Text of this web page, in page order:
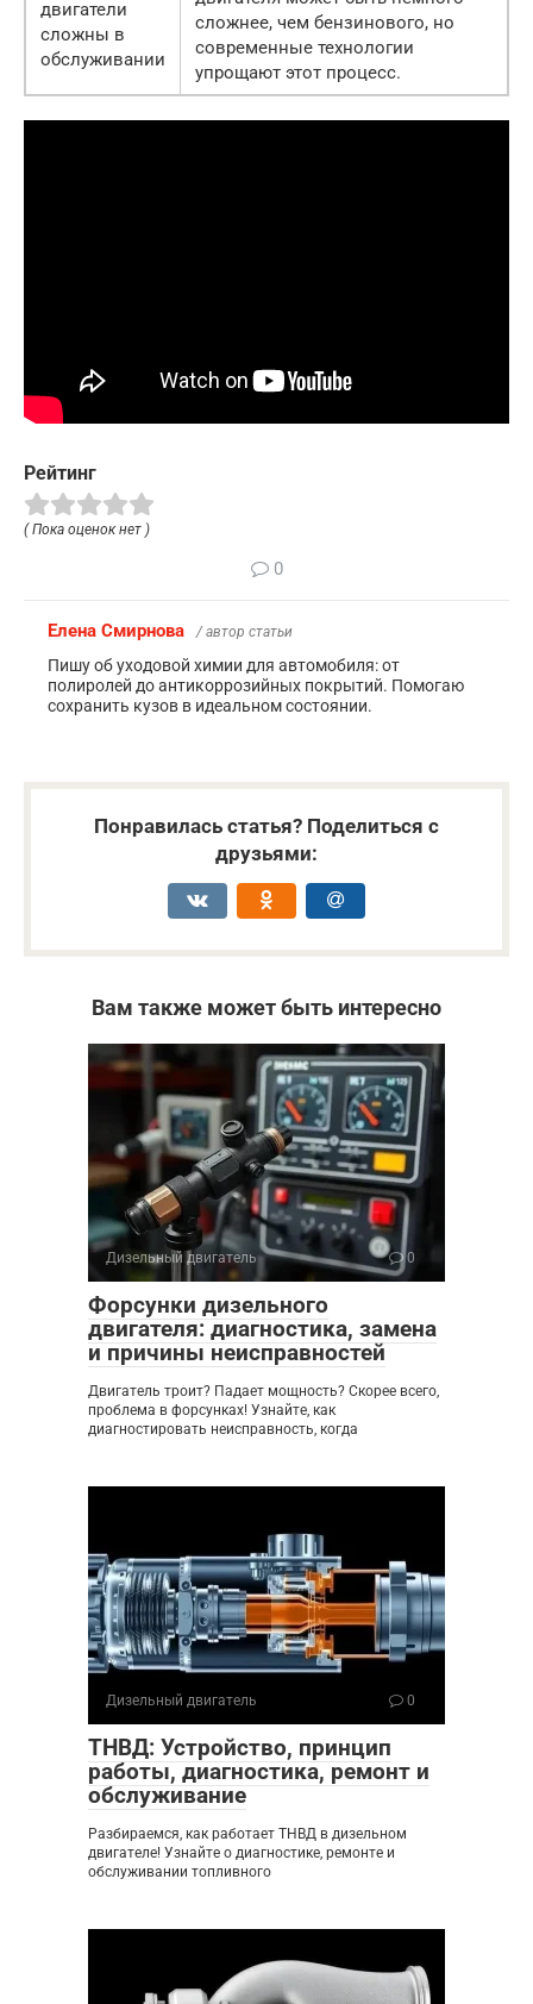
двигатели
сложны в
обслуживании
сложнее, чем бензинового, но
современные технологии
упрощают этот процесс.
Рейтинг
( Пока оценок нет )
0
Елена Смирнова / автор статьи
Пишу об уходовой химии для автомобиля: от
полиролей до антикоррозийных покрытий. Помогаю
сохранить кузов в идеальном состоянии.
Понравилась статья? Поделиться с
друзьями:
Вам также может быть интересно
Дизельный двигатель 0
Форсунки дизельного
двигателя: диагностика, замена
и причины неисправностей
Двигатель троит? Падает мощность? Скорее всего,
проблема в форсунках! Узнайте, как
диагностировать неисправность, когда
Дизельный двигатель 0
ТНВД: Устройство, принцип
работы, диагностика, ремонт и
обслуживание
Разбираемся, как работает ТНВД в дизельном
двигателе! Узнайте о диагностике, ремонте и
обслуживании топливного